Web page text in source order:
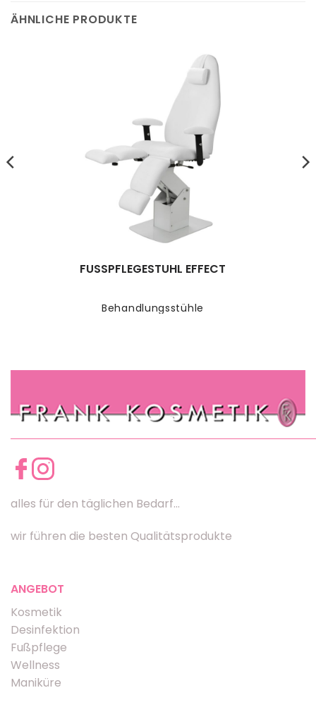
ÄHNLICHE PRODUKTE
Behandlungsstühle
FUSSPFLEGESTUHL EFFECT
alles für den täglichen Bedarf...
wir führen die besten Qualitätsprodukte
ANGEBOT
Kosmetik
Desinfektion
Fußpflege
Wellness
Maniküre